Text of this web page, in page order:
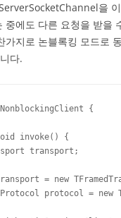
을
중에도 다른 요청을 받을
가지로 논블록킹 모드로
다.
{
invoke() {
transport;
= new
protocol = new